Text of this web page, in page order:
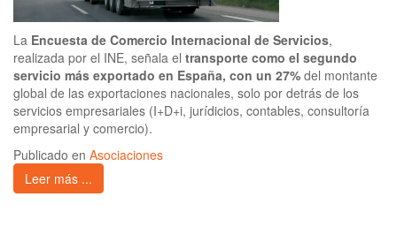
La Encuesta de Comercio Internacional de Servicios,
realizada por el INE, señala el transporte como el segundo
servicio más exportado en España, con un 27% del montante
global de las exportaciones nacionales, solo por detrás de los
servicios empresariales (I+D+i, jurídicios, contables, consultoría
empresarial y comercio).
Publicado en Asociaciones
Leer más ...